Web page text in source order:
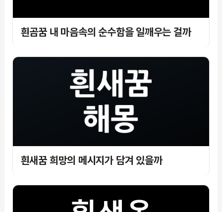
흰곰꿈 내 마음속의 순수함을 일깨우는 걸까
흰새꿈 희망의 메시지가 담겨 있을까